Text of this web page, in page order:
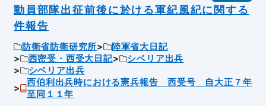
動員部隊出征前後に於ける軍紀風紀に関する
件報告
防衛省防衛研究所
陸軍省大日記
西密受・西受大日記
シベリア出兵
シベリア出兵
西伯利出兵時における憲兵報告 西受号 自大正７年
至同１１年